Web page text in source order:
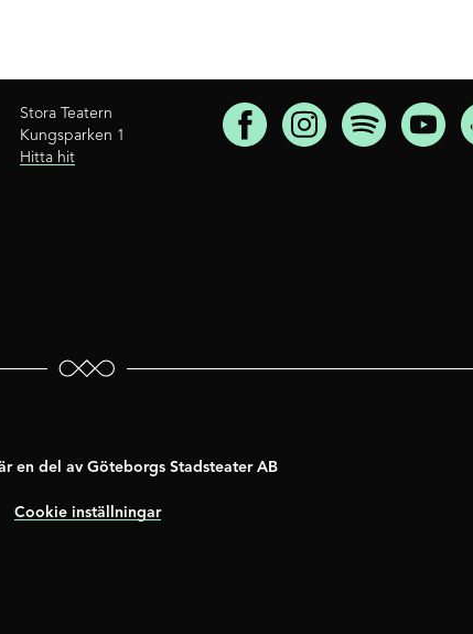
Stora Teatern
Kungsparken 1
Hitta hit
en del av Göteborgs Stadsteater AB
Cookie inställningar